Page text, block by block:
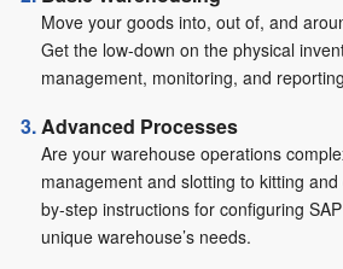
Move your goods into, out of, and
Get the low-down on the physical
management, monitoring, and
Advanced Processes
Are your warehouse operations
management and slotting to kitting
by-step instructions for configuring
unique warehouse’s needs.